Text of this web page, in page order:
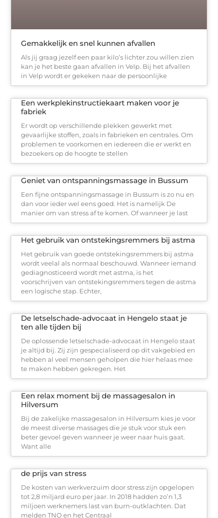
Gemakkelijk en snel kunnen afvallen
Als jij graag jezelf een paar kilo’s lichter zou willen zien
kan je het beste gaan afvallen in Velp. Bij het afvallen
in Velp wordt er gekeken naar de persoonlijke
Een werkplekinstructiekaart maken voor je
fabriek
Er wordt op verschillende plekken gewerkt met
gevaarlijke stoffen, zoals in fabrieken en centrales. Om
problemen te voorkomen en iedereen die er werkt en
bezoekers op de hoogte te stellen
Geniet van ontspanningsmassage in Bussum
Een fijne ontspanningsmassage in Bussum is zo nu en
dan voor ieder wel eens goed. Het is namelijk De
manier om van stress af te komen. Of wanneer je last
Het gebruik van ontstekingsremmers bij astma
Het gebruik van goede ontstekingsremmers bij astma
wordt veelal als normaal beschouwd. Wanneer iemand
gediagnosticeerd wordt met astma, is het
voorschrijven van ontstekingsremmers tegen de astma
een logische stap. Echter,
De letselschade-advocaat in Hengelo staat je
ten alle tijden bij
De oplossende letselschade-advocaat in Hengelo staat
je altijd bij. Zij zijn gespecialiseerd op dit vakgebied en
hebben al veel mensen geholpen die hier helaas mee
te maken hebben gekregen. Het
Een relax moment bij de massagesalon in
Hilversum
Bij de zakelijke massagesalon in Hilversum kies je voor
de meest diverse massages die je stuk voor stuk een
beter gevoel geven wanneer je weer naar huis gaat.
Want alle
de prijs van stress
De kosten van werkverzuim door stress zijn opgelopen
tot 2,8 miljard euro per jaar. In 2018 hadden zo’n 1,3
miljoen werknemers last van burn-outklachten. Dat
melden TNO en het Centraal